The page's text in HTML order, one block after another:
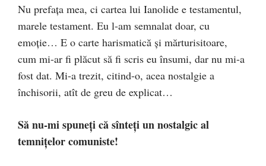
Nu prefaţa mea, ci cartea lui Ianolide e testamentul,
ma­rele testament. Eu l-am semnalat doar, cu
emoţie… E o carte harismatică şi mărturisitoare,
cum mi-ar fi plăcut să fi scris eu însumi, dar nu mi-a
fost dat. Mi-a trezit, citind-o, acea nostalgie a
închisorii, atît de greu de explicat…
Să nu-mi spuneţi că sînteţi un nostalgic al
temniţelor co­muniste!